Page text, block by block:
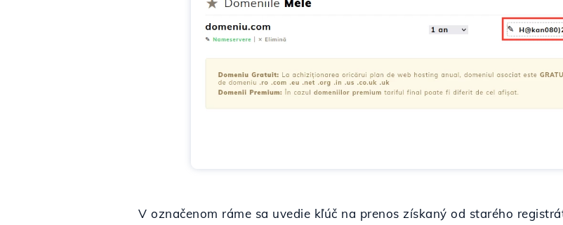
V označenom ráme sa uvedie kľúč na prenos získaný od starého